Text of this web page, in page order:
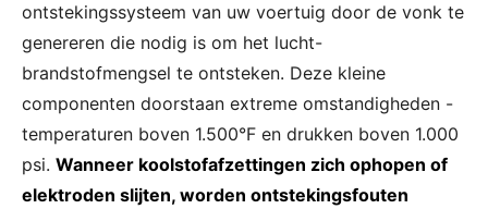
ontstekingssysteem van uw voertuig door de vonk te
genereren die nodig is om het lucht-
brandstofmengsel te ontsteken. Deze kleine
componenten doorstaan extreme omstandigheden -
temperaturen boven 1.500°F en drukken boven 1.000
psi. Wanneer koolstofafzettingen zich ophopen of
elektroden slijten, worden ontstekingsfouten